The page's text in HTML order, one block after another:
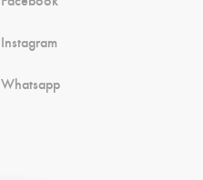
Instagram
Whatsapp